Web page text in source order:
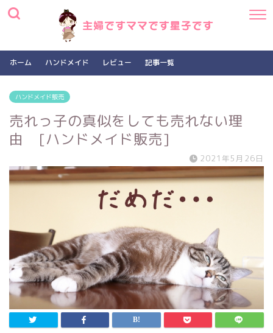
ホーム ハンドメイド レビュー 記事一覧
ハンドメイド販売
売れっ子の真似をしても売れない理
由 [ハンドメイド販売]
2021年5月26日